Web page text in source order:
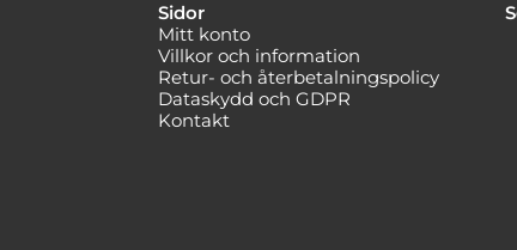
Sidor
Mitt konto
Villkor och information
Retur- och återbetalningspolicy
Dataskydd och GDPR
Kontakt